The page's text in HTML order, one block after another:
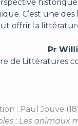
C’est une des
offrir la
Pr
de Littératures
: Paul Jouve
: Les animaux